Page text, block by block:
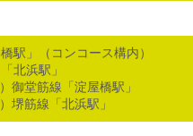
駅」（コンコース構内）
北浜駅」
御堂筋線「淀屋橋駅」
堺筋線「北浜駅」